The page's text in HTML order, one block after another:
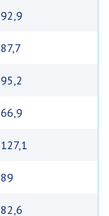
92,9
87,7
95,2
66,9
127,1
89
82,6